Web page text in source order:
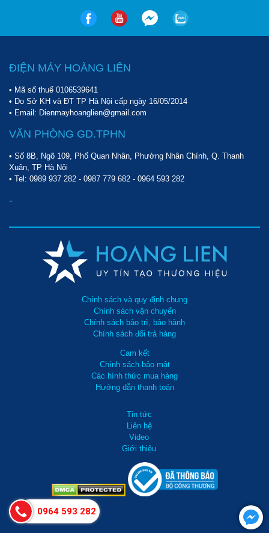
Một số hình ảnh của xe dọn vệ sinh B-038
ĐIỆN MÁY HOÀNG LIÊN
• Mã số thuế 0106539641
• Do Sở KH và ĐT TP Hà Nội cấp ngày 16/05/2014
• Email: Dienmayhoanglien@gmail.com
VĂN PHÒNG GD.TPHN
• Số 8B, Ngõ 109, Phố Quan Nhân, Phường Nhân Chính, Q. Thanh
Xuân, TP Hà Nội
• Tel: 0989 937 282 - 0987 779 682 - 0964 593 282
-
Chính sách và quy định chung
Chính sách vận chuyển
Chính sách bảo trì, bảo hành
Chính sách đổi trả hàng
Cam kết
Chính sách bảo mật
Các hình thức mua hàng
Hướng dẫn thanh toán
Tin tức
Liên hệ
Video
Giới thiệu
0964 593 282